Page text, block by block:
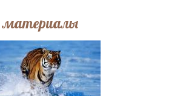
материалы